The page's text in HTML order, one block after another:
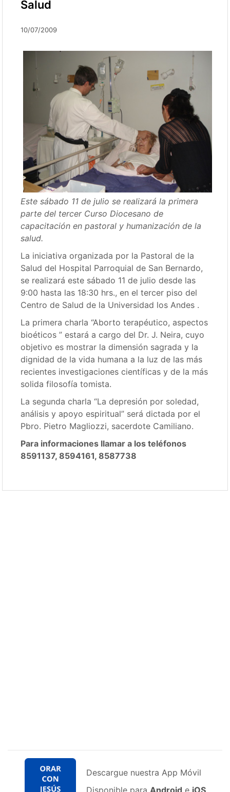
Salud
10/07/2009
Este sábado 11 de julio se realizará la primera
parte del tercer Curso Diocesano de
capacitación en pastoral y humanización de la
salud.
La iniciativa organizada por la Pastoral de la
Salud del Hospital Parroquial de San Bernardo,
se realizará este sábado 11 de julio desde las
9:00 hasta las 18:30 hrs., en el tercer piso del
Centro de Salud de la Universidad los Andes .
La primera charla “Aborto terapéutico, aspectos
bioéticos ” estará a cargo del Dr. J. Neira, cuyo
objetivo es mostrar la dimensión sagrada y la
dignidad de la vida humana a la luz de las más
recientes investigaciones científicas y de la más
solida filosofía tomista.
La segunda charla “La depresión por soledad,
análisis y apoyo espiritual” será dictada por el
Pbro. Pietro Magliozzi, sacerdote Camiliano.
Para informaciones llamar a los teléfonos
8591137, 8594161, 8587738
Descargue nuestra App Móvil
Disponible para Android e iOS